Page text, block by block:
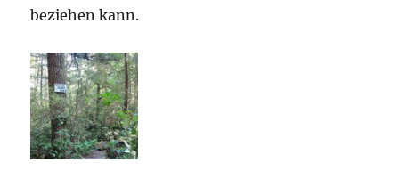
beziehen kann.